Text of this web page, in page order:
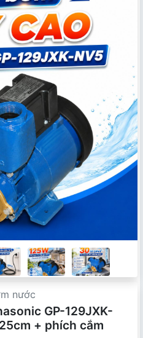
nước
GP-129JXK-
+ phích cắm